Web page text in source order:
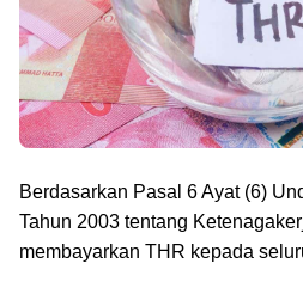
Berdasarkan Pasal 6 Ayat (6)
Tahun 2003 tentang
membayarkan THR kepada